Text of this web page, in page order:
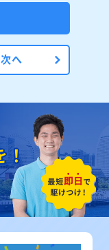
次へ
！